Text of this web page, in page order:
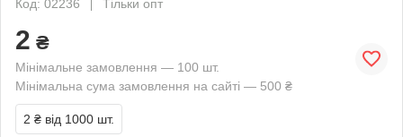
Код: 02236
Тільки опт
2 ₴
Мінімальне замовлення — 100 шт.
Мінімальна сума замовлення на сайті — 500 ₴
2 ₴ від 1000 шт.